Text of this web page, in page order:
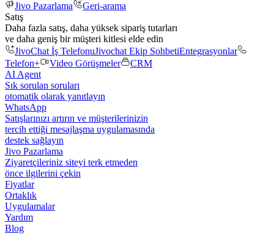
Jivo Pazarlama
Geri-arama
Satış
Daha fazla satış, daha yüksek sipariş tutarları
ve daha geniş bir müşteri kitlesi elde edin
JivoChat İş TelefonuJivochat Ekip SohbetiEntegrasyonlar
Telefon+
Video Görüşmeler
CRM
AI Agent
Sık sorulan soruları
otomatik olarak yanıtlayın
WhatsApp
Satışlarınızı artırın ve müşterilerinizin
tercih ettiği mesajlaşma uygulamasında
destek sağlayın
Jivo Pazarlama
Ziyaretçileriniz siteyi terk etmeden
önce ilgilerini çekin
Fiyatlar
Ortaklık
Uygulamalar
Yardım
Blog